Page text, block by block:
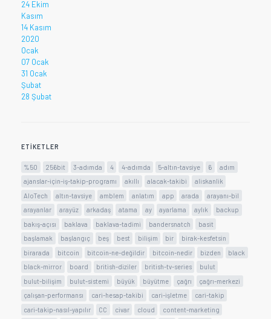
24 Ekim
Kasım
14 Kasım
2020
Ocak
07 Ocak
31 Ocak
Şubat
28 Şubat
ETIKETLER
%50 256bit 3-adımda 4 4-adımda 5-altın-tavsiye 6
adım
ajanslar-için-iş-takip-programı
akıllı alacak-takibi
aliskanlik
AloTech
altın-tavsiye amblem anlatım app arada
arayanı-bil
arayanlar
arayüz arkadaş atama ay ayarlama aylık
backup
bakış-açısı
baklava baklava-tadimi bandersnatch
basit
başlamak
başlangıç beş best bilişim bir
birak-kesfetsin
birarada
bitcoin bitcoin-ne-değildir bitcoin-nedir bizden
black
black-mirror
board british-diziler british-tv-series
bulut
bulut-bilişim
bulut-sistemi büyük büyütme çağrı
çağrı-merkezi
çalışan-performansı
cari-hesap-takibi cari-işletme
cari-takip
cari-takip-nasıl-yapılır
CC civar cloud
content-marketing